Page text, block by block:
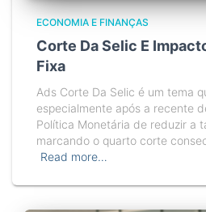
ECONOMIA E FINANÇAS
Corte Da Selic E
Fixa
Ads Corte Da Selic é um tema
especialmente após a recente
Política Monetária de reduzir a
marcando o quarto corte
Read more…